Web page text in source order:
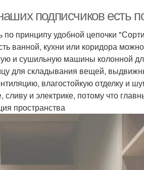
подписчиков есть
принципу удобной цепочки
ванной, кухни или коридора
и сушильную машины колонной
для складывания вещей,
влагостойкую отделку и
и электрике, потому что
пространства